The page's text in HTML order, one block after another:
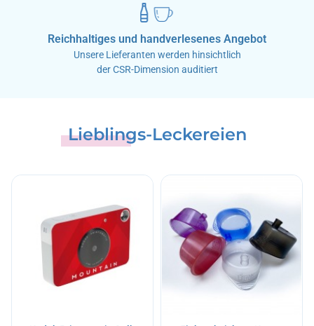
Reichhaltiges und handverlesenes Angebot
Unsere Lieferanten werden hinsichtlich
der CSR-Dimension auditiert
Lieblings-Leckereien